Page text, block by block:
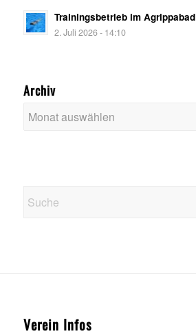
Trainingsbetrieb im Agrippabad
2. Juli 2026 - 14:10
Archiv
Verein Infos